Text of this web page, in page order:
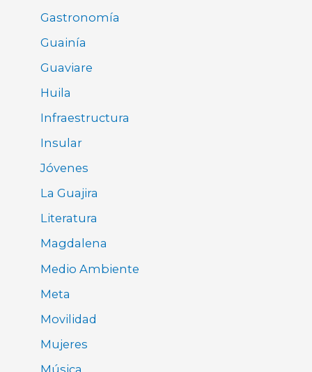
Gastronomía
Guainía
Guaviare
Huila
Infraestructura
Insular
Jóvenes
La Guajira
Literatura
Magdalena
Medio Ambiente
Meta
Movilidad
Mujeres
Música